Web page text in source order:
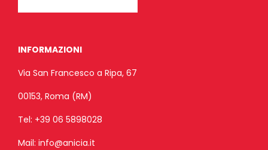
INFORMAZIONI
Via San Francesco a Ripa, 67
00153, Roma (RM)
Tel: +39 06 5898028
Mail: info@anicia.it